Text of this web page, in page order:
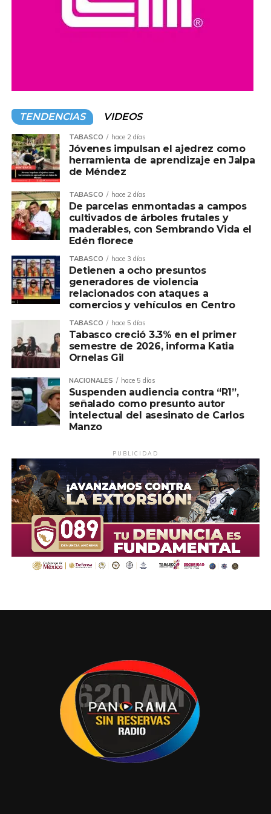
TENDENCIAS VIDEOS
TABASCO hace 2 días
Jóvenes impulsan el ajedrez como
herramienta de aprendizaje en Jalpa
de Méndez
TABASCO hace 2 días
De parcelas enmontadas a campos
cultivados de árboles frutales y
maderables, con Sembrando Vida el
Edén florece
TABASCO hace 3 días
Detienen a ocho presuntos
generadores de violencia
relacionados con ataques a
comercios y vehículos en Centro
TABASCO hace 5 días
Tabasco creció 3.3% en el primer
semestre de 2026, informa Katia
Ornelas Gil
NACIONALES hace 5 días
Suspenden audiencia contra “R1”,
señalado como presunto autor
intelectual del asesinato de Carlos
Manzo
PUBLICIDAD